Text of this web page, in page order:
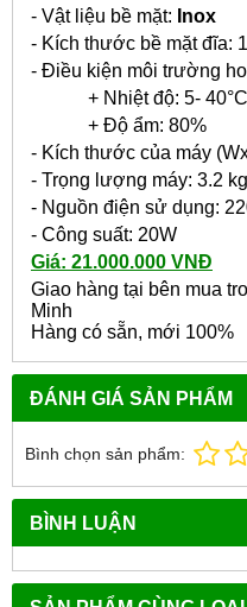
- Vật liệu bề mặt:
- Kích thước bề mặt đĩa:
- Điều kiện môi trường
+ Nhiệt độ: 5- 40°C
+ Độ ẩm: 80%
- Kích thước của máy
- Trọng lượng máy: 3.2 kg
- Nguồn điện sử dụng:
- Công suất: 20W
Giá: 21.000.000 VNĐ
Giao hàng tại bên mua
Minh
Hàng có sẵn, mới 100%
ĐÁNH GIÁ SẢN PHẨM
Bình chọn sản phẩm:
BÌNH LUẬN